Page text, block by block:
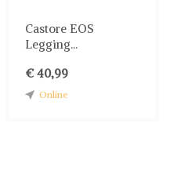
Castore EOS
Legging...
€ 40,99
Online